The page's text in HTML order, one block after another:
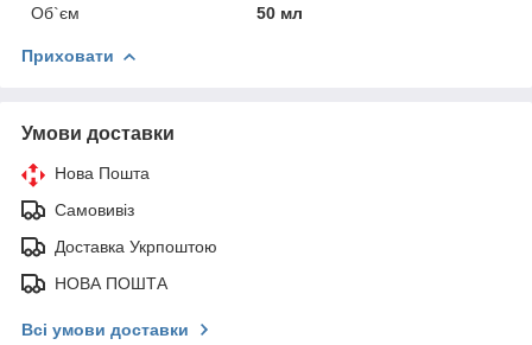
Об`єм
50 мл
Приховати
Умови доставки
Нова Пошта
Самовивіз
Доставка Укрпоштою
НОВА ПОШТА
Всі умови доставки